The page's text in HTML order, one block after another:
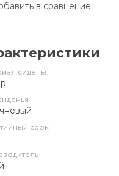
в сравнение
сиденья
срок